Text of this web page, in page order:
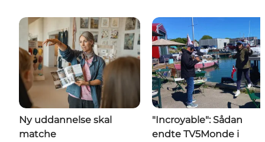
Ny uddannelse skal
matche
"Incroyable": Sådan
endte TV5Monde i